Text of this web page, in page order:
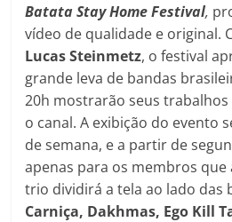
Batata Stay Home Festival,
vídeo de qualidade e original.
Lucas Steinmetz, o festival
grande leva de bandas
20h mostrarão seus
o canal. A exibição do evento
de semana, e a partir de
apenas para os membros que
trio dividirá a tela ao lado das
Carniça, Dakhmas, Ego Kill